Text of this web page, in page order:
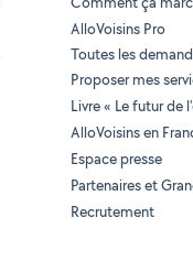
AlloVoisins Pro
Toutes les
Proposer mes
Livre « Le futur de
AlloVoisins en
Espace presse
Partenaires et
Recrutement